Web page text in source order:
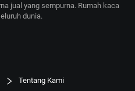
jual yang sempurna. Rumah kaca
dunia.
Tentang Kami